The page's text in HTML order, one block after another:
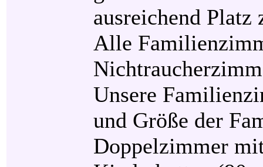
ausreichend Platz
Alle
Unsere
und Größe der
Doppelzimmer